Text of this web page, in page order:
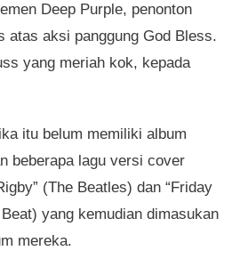
Deep Purple, penonton
atas aksi panggung God Bless.
yang meriah kok, kepada
itu belum memiliki album
beberapa lagu versi cover
(The Beatles) dan “Friday
yang kemudian dimasukan
mereka.